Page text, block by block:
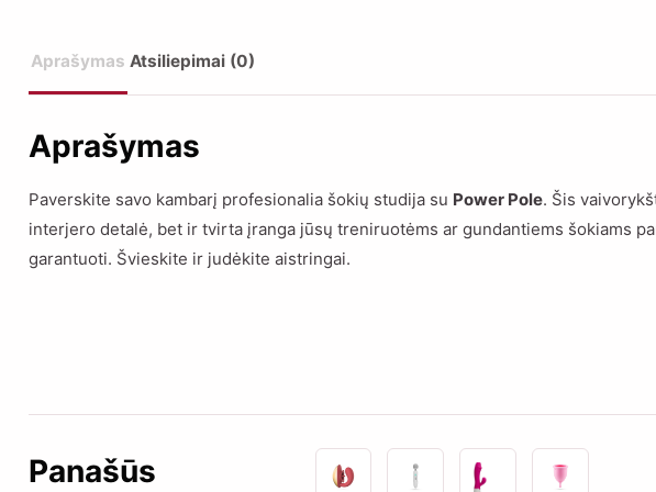
Aprašymas Atsiliepimai (0)
Aprašymas
Paverskite savo kambarį profesionalia šokių studija su Power Pole. Šis
interjero detalė, bet ir tvirta įranga jūsų treniruotėms ar gundantiems šokiams
garantuoti. Švieskite ir judėkite aistringai.
Panašūs